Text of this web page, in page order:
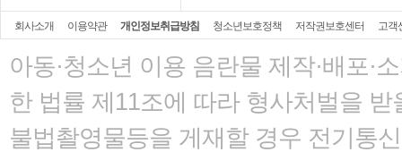
회사소개 이용약관 개인정보취급방침 청소년보호정책 저작권보호센터 고객
아동·청소년 이용 음란물 제작·배포·
한 법률 제11조에 따라 형사처벌을 받
불법촬영물등을 게재할 경우 전기통